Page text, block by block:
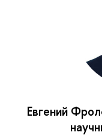
Евгений